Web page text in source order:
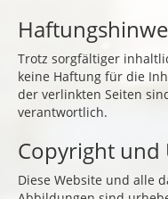
Trotz sorgfältiger
keine Haftung für die
der verlinkten Seiten
verantwortlich.
Copyright und
Diese Website und alle